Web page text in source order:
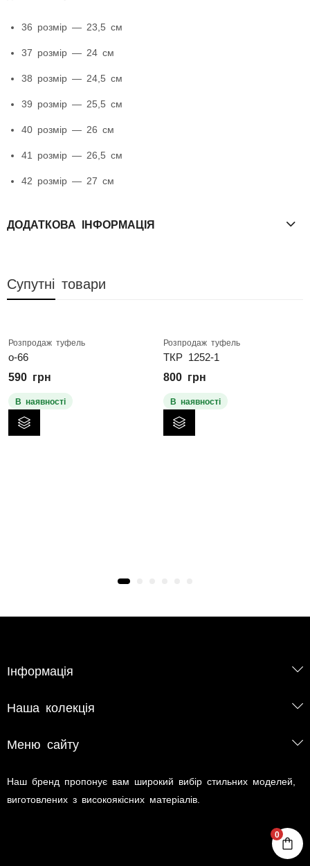
36 розмір — 23,5 см
37 розмір — 24 см
38 розмір — 24,5 см
39 розмір — 25,5 см
40 розмір — 26 см
41 розмір — 26,5 см
42 розмір — 27 см
ДОДАТКОВА ІНФОРМАЦІЯ
Супутні товари
Розпродаж туфель
о-66
590 грн
В наявності
Розпродаж туфель
ТКР 1252-1
800 грн
В наявності
Інформація
Наша колекція
Меню сайту
Наш бренд пропонує вам широкий вибір стильних моделей,
виготовлених з високоякісних матеріалів.
0